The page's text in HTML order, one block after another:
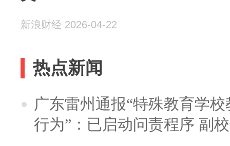
新浪财经 2026-04-22
热点新闻
广东雷州通报“特殊教育学
行为”：已启动问责程序 副